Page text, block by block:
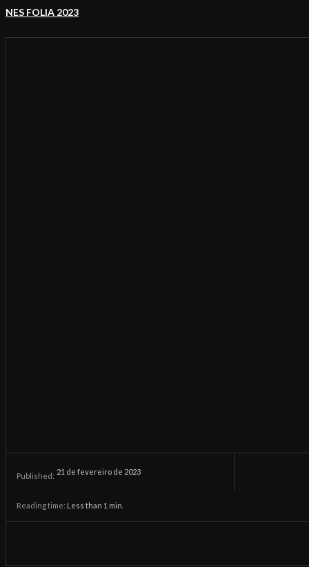
NES FOLIA 2023
Published: 21 de fevereiro de 2023
Reading time: Less than 1 min.